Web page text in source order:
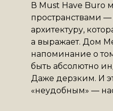
В Must Have Buro
пространствами —
архитектуру,
а выражает. Дом
напоминание о
быть абсолютно
Даже дерзким. И
«неудобным» —